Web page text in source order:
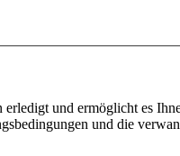
und ermöglicht es
und die